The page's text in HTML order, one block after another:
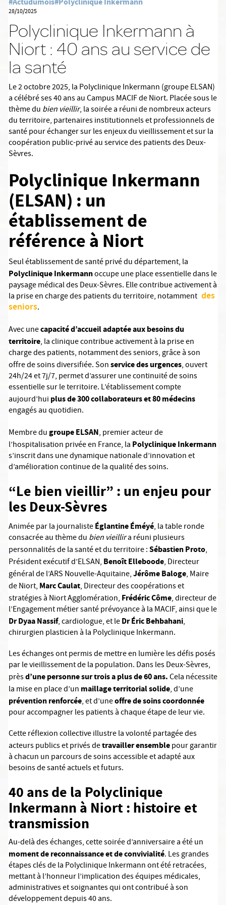
28/10/2025
Polyclinique Inkermann à
Niort : 40 ans au service de
la santé
Le 2 octobre 2025, la Polyclinique Inkermann (groupe ELSAN)
a célébré ses 40 ans au Campus MACIF de Niort. Placée sous le
thème du bien vieillir, la soirée a réuni de nombreux acteurs
du territoire, partenaires institutionnels et professionnels de
santé pour échanger sur les enjeux du vieillissement et sur la
coopération public-privé au service des patients des Deux-
Sèvres.
Polyclinique Inkermann
(ELSAN) : un
établissement de
référence à Niort
Seul établissement de santé privé du département, la
Polyclinique Inkermannoccupe une place essentielle dans le
paysage médical des Deux-Sèvres. Elle contribue activement à
la prise en charge des patients du territoire, notamment des
seniors.
Avec unecapacité d’accueil adaptée aux besoins du
territoire, la clinique contribue activement à la prise en
charge des patients, notamment des seniors, grâce à son
offre de soins diversifiée. Sonservice des urgences, ouvert
24h/24 et 7j/7, permet d’assurer une continuité de soins
essentielle sur le territoire. L’établissement compte
aujourd’hui plus de 300 collaborateurs et 80 médecins
engagés au quotidien.
Membre dugroupe ELSAN, premier acteur de
l’hospitalisation privée en France, la Polyclinique Inkermann
s’inscrit dans une dynamique nationale d’innovation et
d’amélioration continue de la qualité des soins.
“Le bien vieillir” : un enjeu pour
les Deux-Sèvres
Animée par la journalisteÉglantine Éméyé, la table ronde
consacrée au thème du bien vieillira réuni plusieurs
personnalités de la santé et du territoire :Sébastien Proto,
Président exécutif d’ELSAN, Benoît Elleboode, Directeur
général de l’ARS Nouvelle-Aquitaine,Jérôme Baloge, Maire
de Niort, Marc Caulat, Directeur des coopérations et
stratégies à Niort Agglomération, Frédéric Côme, directeur de
l’Engagement métier santé prévoyance à la MACIF, ainsi que le
Dr Dyaa Nassif, cardiologue, et leDr Éric Behbahani,
chirurgien plasticien à la Polyclinique Inkermann.
Les échanges ont permis de mettre en lumière les défis posés
par le vieillissement de la population. Dans les Deux-Sèvres,
prèsd’une personne sur trois a plus de 60 ans.Cela nécessite
la mise en place d’un maillage territorial solide, d’une
prévention renforcée, et d’uneoffre de soins coordonnée
pour accompagner les patients à chaque étape de leur vie.
Cette réflexion collective illustre la volonté partagée des
acteurs publics et privés detravailler ensemblepour garantir
à chacun un parcours de soins accessible et adapté aux
besoins de santé actuels et futurs.
40 ans de la Polyclinique
Inkermann à Niort : histoire et
transmission
Au-delà des échanges, cette soirée d’anniversaire a été un
moment de reconnaissance et de convivialité. Les grandes
étapes clés de la Polyclinique Inkermann ont été retracées,
mettant à l’honneur l’implication des équipes médicales,
administratives et soignantes qui ont contribué à son
développement depuis 40 ans.